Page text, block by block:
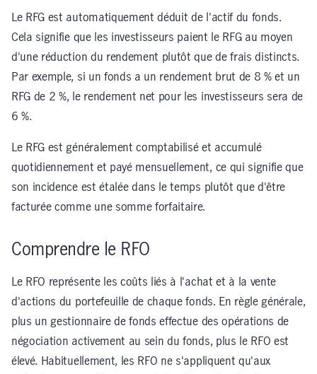
Le RFG est automatiquement déduit de l'actif du fonds.
Cela signifie que les investisseurs paient le RFG au moyen
d'une réduction du rendement plutôt que de frais distincts.
Par exemple, si un fonds a un rendement brut de 8 % et un
RFG de 2 %, le rendement net pour les investisseurs sera de
6 %.
Le RFG est généralement comptabilisé et accumulé
quotidiennement et payé mensuellement, ce qui signifie que
son incidence est étalée dans le temps plutôt que d'être
facturée comme une somme forfaitaire.
Comprendre le RFO
Le RFO représente les coûts liés à l'achat et à la vente
d'actions du portefeuille de chaque fonds. En règle générale,
plus un gestionnaire de fonds effectue des opérations de
négociation activement au sein du fonds, plus le RFO est
élevé. Habituellement, les RFO ne s'appliquent qu'aux